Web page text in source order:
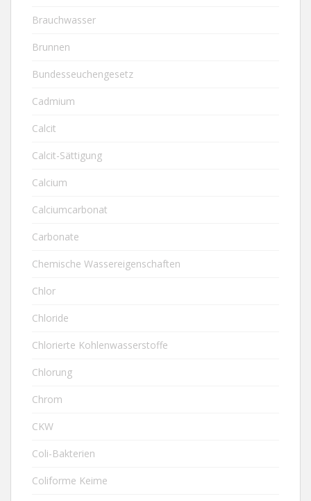
Brauchwasser
Brunnen
Bundesseuchengesetz
Cadmium
Calcit
Calcit-Sättigung
Calcium
Calciumcarbonat
Carbonate
Chemische Wassereigenschaften
Chlor
Chloride
Chlorierte Kohlenwasserstoffe
Chlorung
Chrom
CKW
Coli-Bakterien
Coliforme Keime